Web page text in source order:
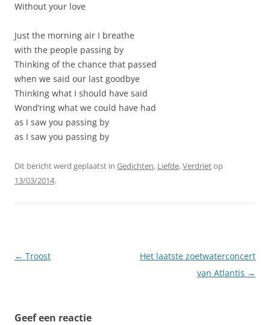
Without your love
Just the morning air I breathe
with the people passing by
Thinking of the chance that passed
when we said our last goodbye
Thinking what I should have said
Wond’ring what we could have had
as I saw you passing by
as I saw you passing by
Dit bericht werd geplaatst in Gedichten, Liefde,Verdrietop
13/03/2014.
Berichtnavigatie
← Troost
Het laatste zoetwaterconcert
van Atlantis →
Geef een reactie